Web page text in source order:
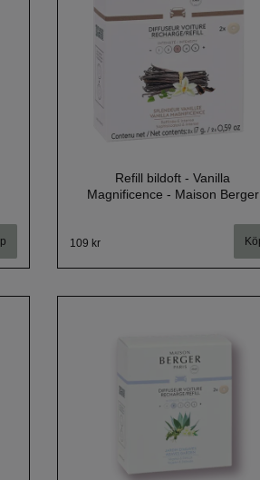
Refill bildoft - Vanilla
Magnificence - Maison Berger
109 kr